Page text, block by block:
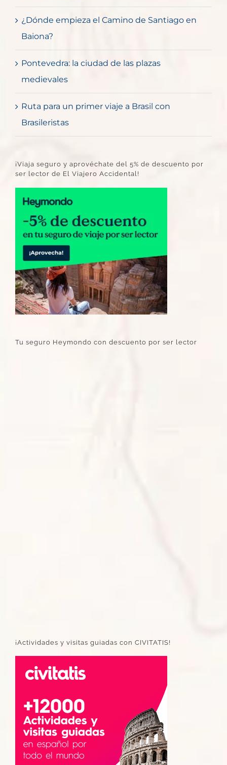
¿Dónde empieza el Camino de Santiago en
Baiona?
Pontevedra: la ciudad de las plazas
medievales
Ruta para un primer viaje a Brasil con
Brasileristas
¡Viaja seguro y aprovéchate del 5% de descuento por
ser lector de El Viajero Accidental!
Tu seguro Heymondo con descuento por ser lector
¡Actividades y visitas guiadas con CIVITATIS!